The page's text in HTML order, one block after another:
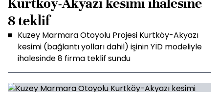
Kurtköy-Akyazı kesimi ihalesine
8 teklif
Kuzey Marmara Otoyolu Projesi Kurtköy-Akyazı
kesimi (bağlantı yolları dahil) işinin YİD modeliyle
ihalesinde 8 firma teklif sundu